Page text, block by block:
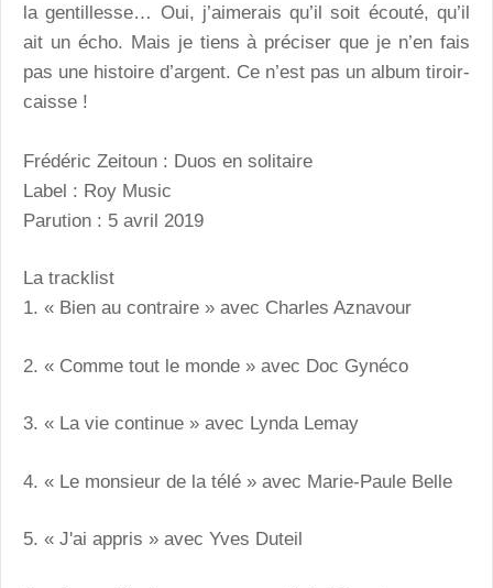
la gentillesse… Oui, j’aimerais qu’il soit écouté, qu’il
ait un écho. Mais je tiens à préciser que je n’en fais
pas une histoire d’argent. Ce n’est pas un album tiroir-
caisse !
Frédéric Zeitoun : Duos en solitaire
Label : Roy Music
Parution : 5 avril 2019
La tracklist
1. « Bien au contraire » avec Charles Aznavour
2. « Comme tout le monde » avec Doc Gynéco
3. « La vie continue » avec Lynda Lemay
4. « Le monsieur de la télé » avec Marie-Paule Belle
5. « J'ai appris » avec Yves Duteil